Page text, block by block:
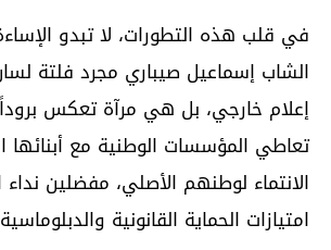
في قلب هذه التطورات، لا تبدو
الشاب إسماعيل صيباري مجرد فلتة
إعلام خارجي، بل هي مرآة تعكس
تعاطي المؤسسات الوطنية مع أبنائها
الانتماء لوطنهم الأصلي، مفضلين
امتيازات الحماية القانونية